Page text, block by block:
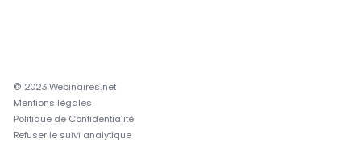
© 2023 Webinaires.net
Mentions légales
Politique de Confidentialité
Refuser le suivi analytique